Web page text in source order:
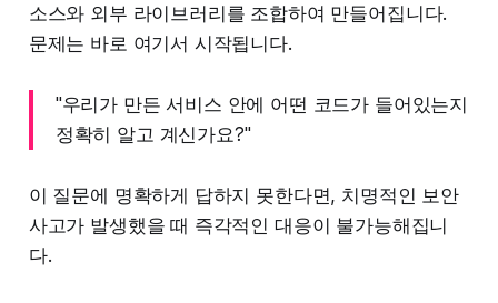
소스와 외부 라이브러리를 조합하여 만들어집니다.
문제는 바로 여기서 시작됩니다.
"우리가 만든 서비스 안에 어떤 코드가 들어있는지
정확히 알고 계신가요?"
이 질문에 명확하게 답하지 못한다면, 치명적인 보안
사고가 발생했을 때 즉각적인 대응이 불가능해집니
다.